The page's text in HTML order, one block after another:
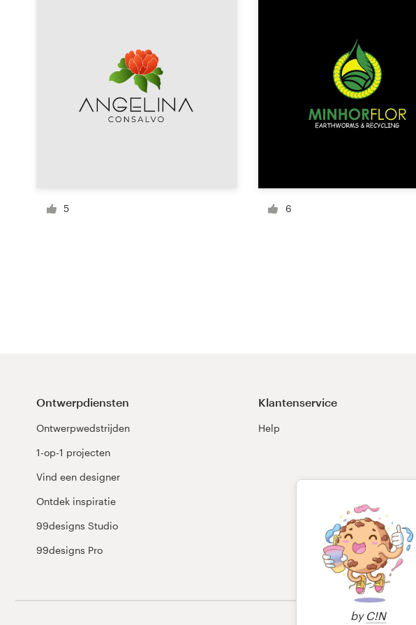
by C!N
5 6
Ontwerpdiensten
Ontwerpwedstrijden
1-op-1 projecten
Vind een designer
Ontdek inspiratie
99designs Studio
99designs Pro
Klantenservice
Help